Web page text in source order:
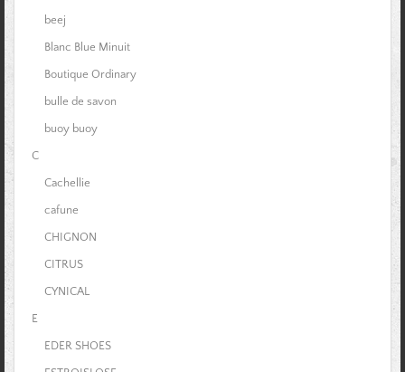
beej
Blanc Blue Minuit
Boutique Ordinary
bulle de savon
buoy buoy
C
Cachellie
cafune
CHIGNON
CITRUS
CYNICAL
E
EDER SHOES